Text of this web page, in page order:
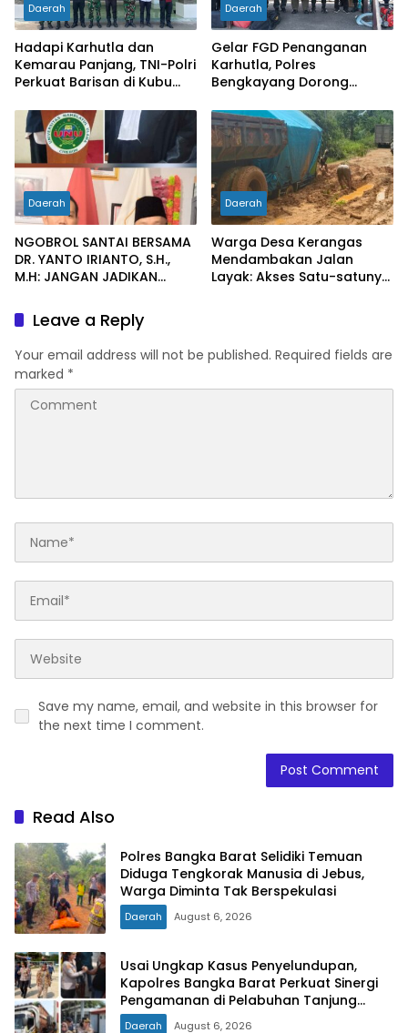
Daerah
Hadapi Karhutla dan
Kemarau Panjang, TNI-Polri
Perkuat Barisan di Kubu
Daerah
Gelar FGD Penanganan
Karhutla, Polres
Bengkayang Dorong
hingga Desa Tanggap
Bencana
Daerah
NGOBROL SANTAI BERSAMA
DR. YANTO IRIANTO, S.H.,
M.H: JANGAN JADIKAN
SEBAGAI KUNCI PINTU
KELUAR DARI JERATAN
HUKUM PIDANA KORUPSI
Daerah
Warga Desa Kerangas
Mendambakan Jalan
Layak: Akses Satu-satunya
Kesehatan
Leave a Reply
Your email address will not be published. Required fields are
marked *
Save my name, email, and website in this browser for
the next time I comment.
Read Also
Polres Bangka Barat Selidiki Temuan
Diduga Tengkorak Manusia di Jebus,
Warga Diminta Tak Berspekulasi
Daerah August 6, 2026
Usai Ungkap Kasus Penyelundupan,
Kapolres Bangka Barat Perkuat Sinergi
Pengamanan di Pelabuhan Tanjung
Kalian
Daerah August 6, 2026